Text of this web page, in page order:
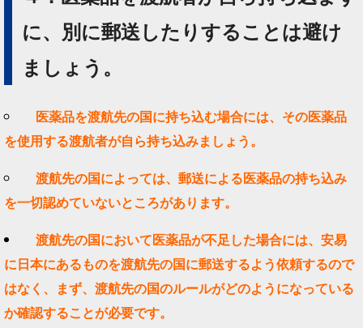
に、別に郵送したりすることは避け
ましょう。
医薬品を渡航先の国に持ち込む場合には、その医薬品
を使用する渡航者が自ら持ち込みましょう。
渡航先の国によっては、郵送による医薬品の持ち込み
を一切認めていないところがあります。
渡航先の国において医薬品が不足した場合には、安易
に日本にあるものを渡航先の国に郵送するよう依頼するので
はなく、まず、渡航先の国のルールがどのようになっている
か確認することが必要です。